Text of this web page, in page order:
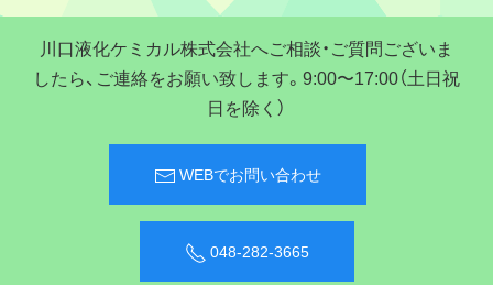
川口液化ケミカル株式会社へご相談・ご質問ございま
したら、ご連絡をお願い致します。9:00〜17:00（土日祝
日を除く）
WEBでお問い合わせ
048-282-3665